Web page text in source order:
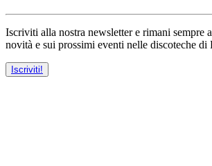
Iscriviti alla nostra newsletter e rimani sempre
novità e sui prossimi eventi nelle discoteche
Iscriviti!